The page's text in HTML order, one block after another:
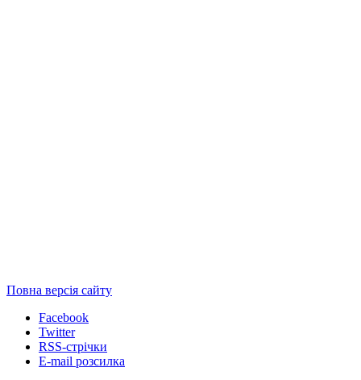
Повна версія сайту
Facebook
Twitter
RSS-стрічки
E-mail розсилка